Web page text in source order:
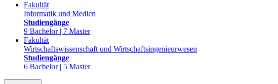
Fakultät
Informatik und Medien
Studiengänge
9 Bachelor | 7 Master
Fakultät
Wirtschaftswissenschaft und Wirtschaftsingenieurwesen
Studiengänge
6 Bachelor | 5 Master